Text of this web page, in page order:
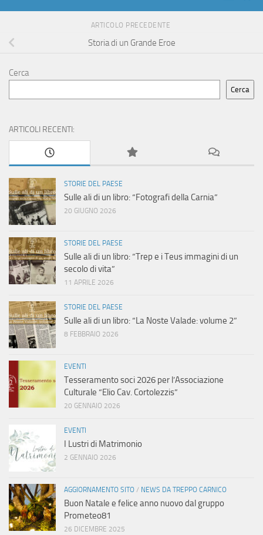
ARTICOLO PRECEDENTE
Storia di un Grande Eroe
Cerca
Cerca
ARTICOLI RECENTI:
STORIE DEL PAESE
Sulle ali di un libro: “Fotografi della Carnia”
20 GIUGNO 2026
STORIE DEL PAESE
Sulle ali di un libro: “Trep e i Teus immagini di un
secolo di vita”
11 APRILE 2026
STORIE DEL PAESE
Sulle ali di un libro: “La Noste Valade: volume 2”
8 FEBBRAIO 2026
EVENTI
Tesseramento soci 2026 per l’Associazione
Culturale “Elio Cav. Cortolezzis”
20 GENNAIO 2026
EVENTI
I Lustri di Matrimonio
2 GENNAIO 2026
AGGIORNAMENTO SITO / NEWS DA TREPPO CARNICO
Buon Natale e felice anno nuovo dal gruppo
Prometeo81
26 DICEMBRE 2025